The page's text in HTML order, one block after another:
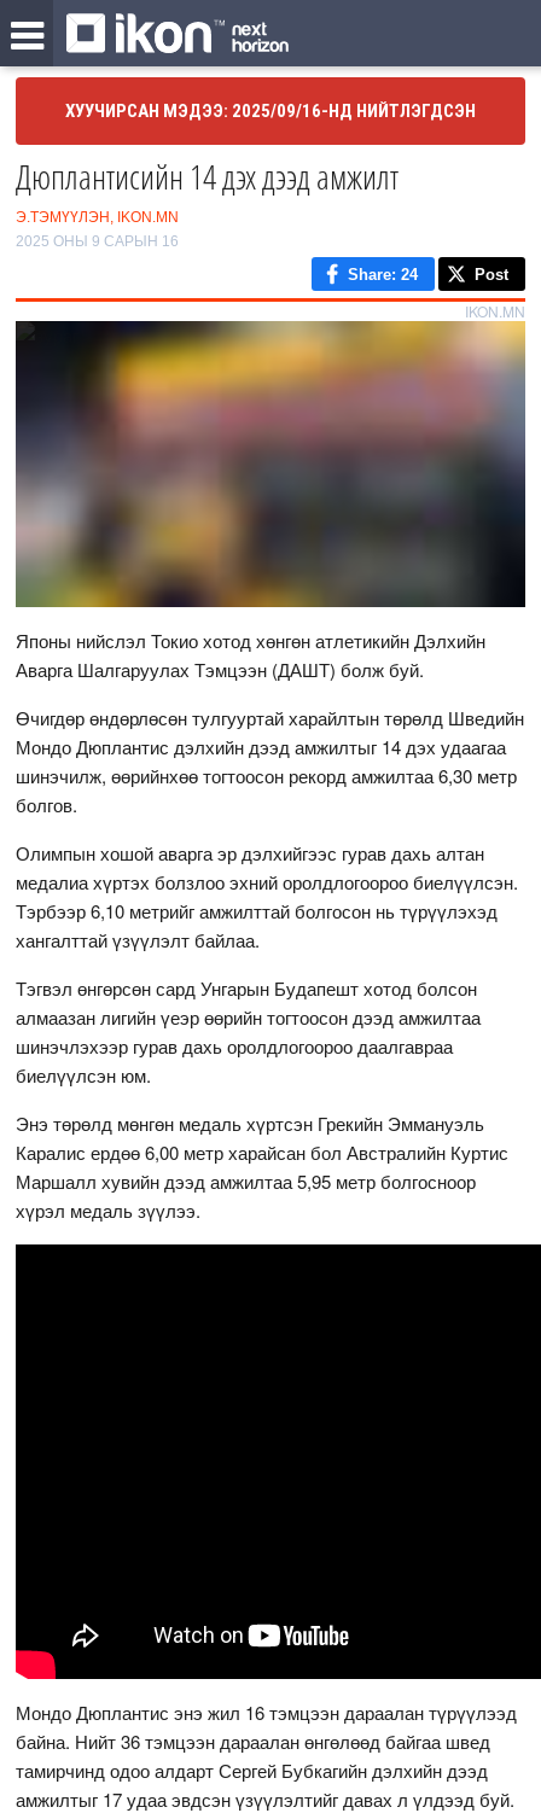
ХУУЧИРСАН МЭДЭЭ: 2025/09/16-НД НИЙТЛЭГДСЭН
Дюплантисийн 14 дэх дээд амжилт
Э.ТЭМҮҮЛЭН, IKON.MN
2025 ОНЫ 9 САРЫН 16
Share: 24 Post
IKON.MN
Японы нийслэл Токио хотод хөнгөн атлетикийн Дэлхийн
Аварга Шалгаруулах Тэмцээн (ДАШТ) болж буй.
Өчигдөр өндөрлөсөн тулгууртай харайлтын төрөлд Шведийн
Мондо Дюплантис дэлхийн дээд амжилтыг 14 дэх удаагаа
шинэчилж, өөрийнхөө тогтоосон рекорд амжилтаа 6,30 метр
болгов.
Олимпын хошой аварга эр дэлхийгээс гурав дахь алтан
медалиа хүртэх болзлоо эхний оролдлогоороо биелүүлсэн.
Тэрбээр 6,10 метрийг амжилттай болгосон нь түрүүлэхэд
хангалттай үзүүлэлт байлаа.
Тэгвэл өнгөрсөн сард Унгарын Будапешт хотод болсон
алмаазан лигийн үеэр өөрийн тогтоосон дээд амжилтаа
шинэчлэхээр гурав дахь оролдлогоороо даалгавраа
биелүүлсэн юм.
Энэ төрөлд мөнгөн медаль хүртсэн Грекийн Эммануэль
Каралис ердөө 6,00 метр харайсан бол Австралийн Куртис
Маршалл хувийн дээд амжилтаа 5,95 метр болгосноор
хүрэл медаль зүүлээ.
Мондо Дюплантис энэ жил 16 тэмцээн дараалан түрүүлээд
байна. Нийт 36 тэмцээн дараалан өнгөлөөд байгаа швед
тамирчинд одоо алдарт Сергей Бубкагийн дэлхийн дээд
амжилтыг 17 удаа эвдсэн үзүүлэлтийг давах л үлдээд буй.